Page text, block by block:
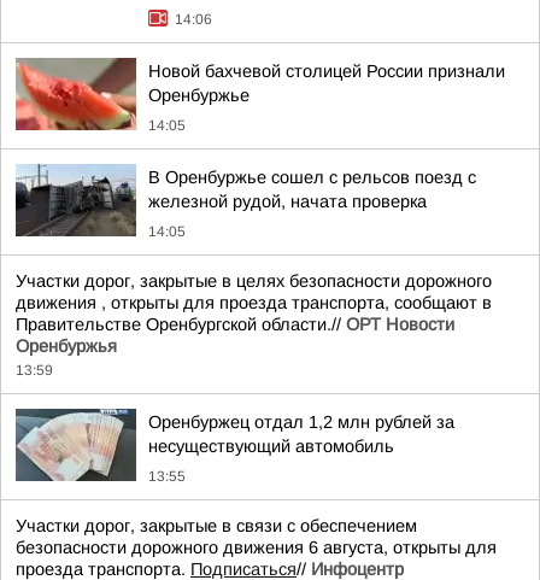
14:06
Новой бахчевой столицей России признали
Оренбуржье
14:05
В Оренбуржье сошел с рельсов поезд с
железной рудой, начата проверка
14:05
Участки дорог, закрытые в целях безопасности дорожного
движения , открыты для проезда транспорта, сообщают в
Правительстве Оренбургской области.// ОРТ Новости
Оренбуржья
13:59
Оренбуржец отдал 1,2 млн рублей за
несуществующий автомобиль
13:55
Участки дорог, закрытые в связи с обеспечением
безопасности дорожного движения 6 августа, открыты для
проезда транспорта. Подписаться// Инфоцентр